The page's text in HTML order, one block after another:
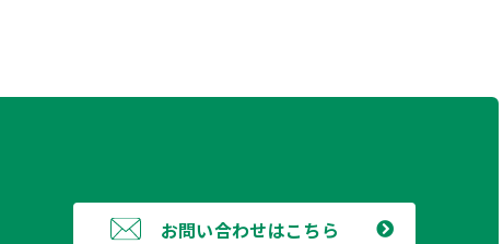
お問い合わせはこちら